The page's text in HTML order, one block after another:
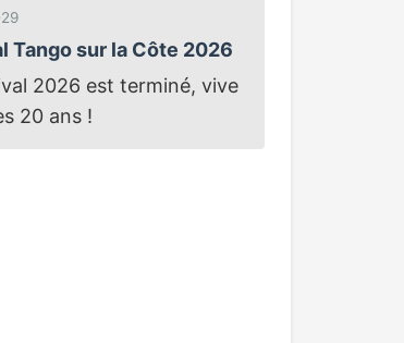
Tango sur la Côte 2026
2026 est terminé, vive
20 ans !